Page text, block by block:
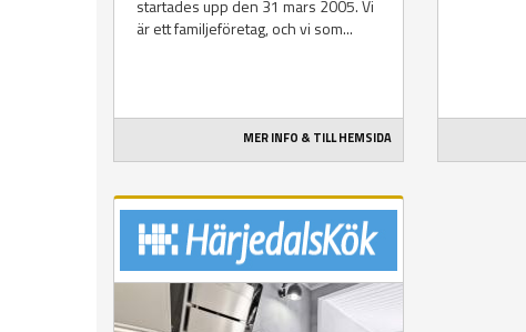
startades upp den 31 mars 2005. Vi
är ett familjeföretag, och vi som...
MER INFO & TILL HEMSIDA